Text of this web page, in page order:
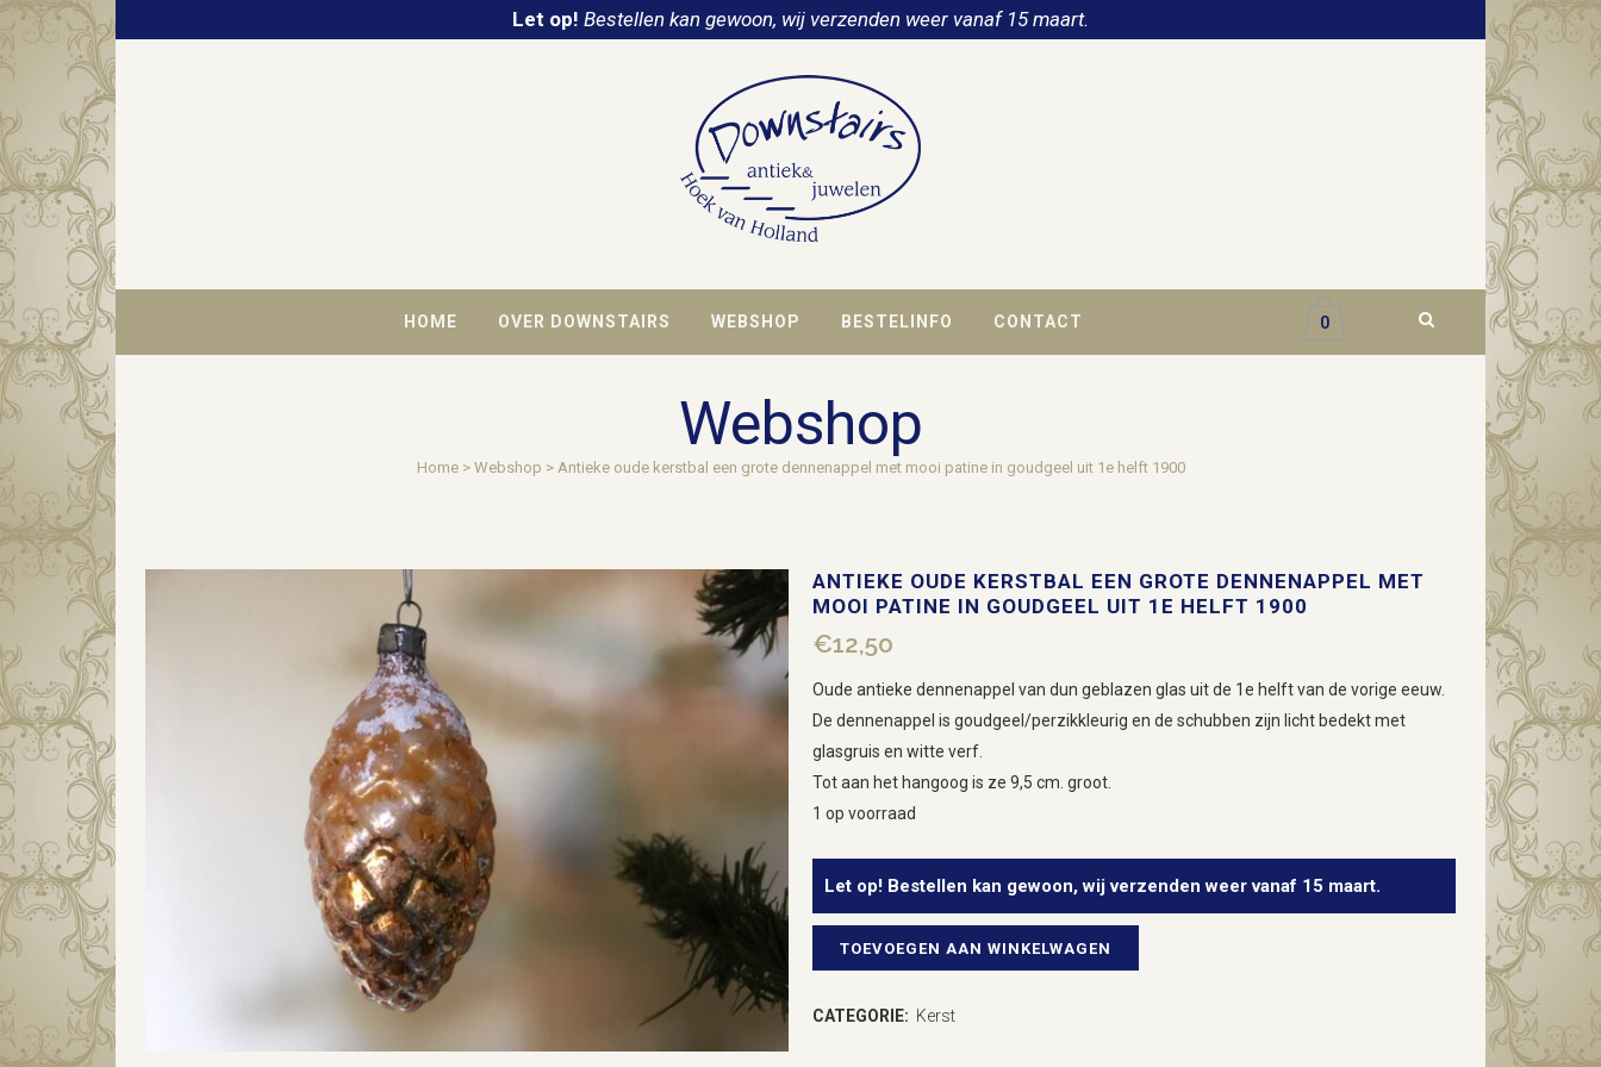
Let op! Bestellen kan gewoon, wij verzenden weer vanaf 15 maart.
HOME OVER DOWNSTAIRS WEBSHOP BESTELINFO CONTACT 0
Webshop
Home> Webshop > Antieke oude kerstbal een grote dennenappel met mooi patine in goudgeel uit 1e helft 1900
ANTIEKE OUDE KERSTBAL EEN GROTE DENNENAPPEL MET
MOOI PATINE IN GOUDGEEL UIT 1E HELFT 1900
€12,50
Oude antieke dennenappel van dun geblazen glas uit de 1e helft van de vorige eeuw.
De dennenappel is goudgeel/perzikkleurig en de schubben zijn licht bedekt met
glasgruis en witte verf.
Tot aan het hangoog is ze 9,5 cm. groot.
1 op voorraad
Let op! Bestellen kan gewoon, wij verzenden weer vanaf 15 maart.
Antieke
TOEVOEGEN AAN WINKELWAGEN
CATEGORIE: Kerst